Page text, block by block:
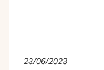
23/06/2023